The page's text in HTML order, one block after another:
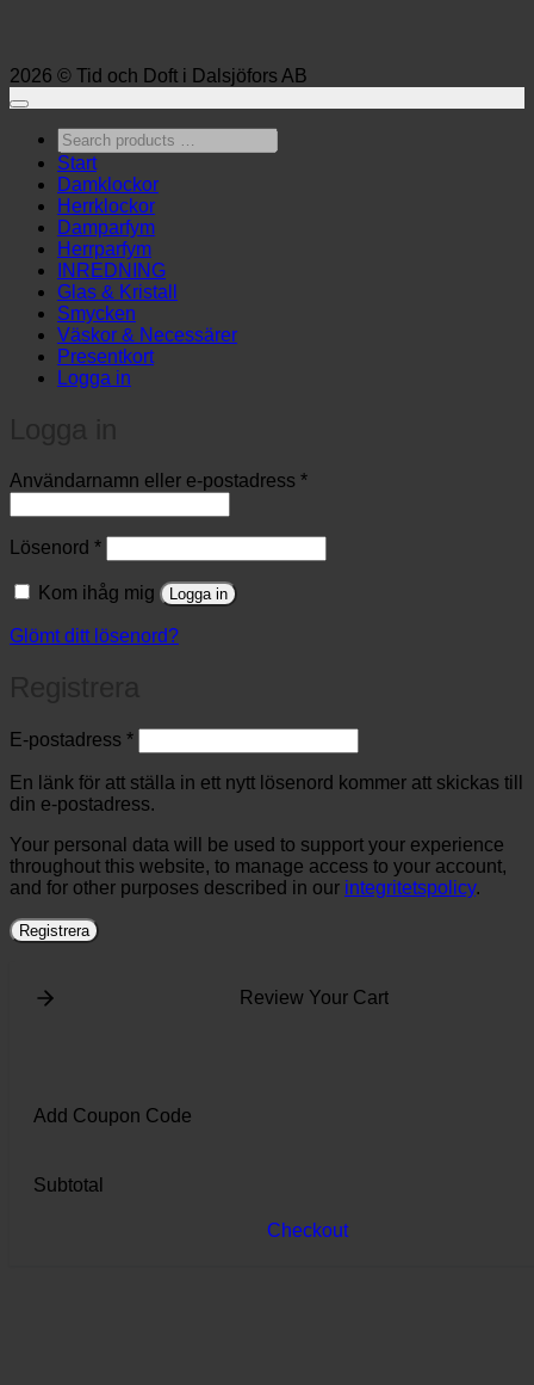
2026 © Tid och Doft i Dalsjöfors AB
Search
products
…
Start
Damklockor
Herrklockor
Damparfym
Herrparfym
INREDNING
Glas & Kristall
Smycken
Väskor & Necessärer
Presentkort
Logga in
Användarnamn eller e-postadress *Obligatoriskt
Lösenord *Obligatoriskt
Kom ihåg mig Logga in
Glömt ditt lösenord?
E-postadress *Obligatoriskt
En länk för att ställa in ett nytt lösenord kommer att skickas till
din e-postadress.
Your personal data will be used to support your experience
throughout this website, to manage access to your account,
and for other purposes described in our integritetspolicy.
Registrera
Review Your Cart
Add Coupon Code
Subtotal
Checkout